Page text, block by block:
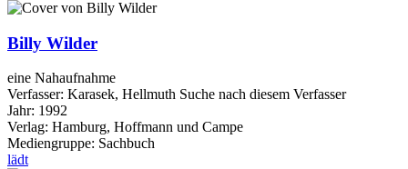
Billy Wilder
eine Nahaufnahme
Verfasser: Karasek, Hellmuth Suche nach diesem Verfasser
Jahr: 1992
Verlag: Hamburg, Hoffmann und Campe
Mediengruppe: Sachbuch
lädt